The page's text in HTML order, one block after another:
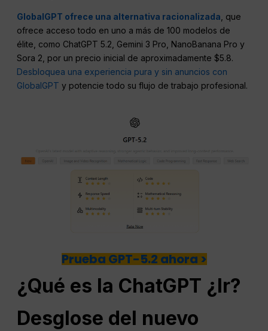
GlobalGPT ofrece una alternativa racionalizada , que
ofrece acceso todo en uno a más de 100 modelos de
élite, como ChatGPT 5.2, Gemini 3 Pro, NanoBanana Pro y
Sora 2, por un precio inicial de aproximadamente $5.8.
Desbloquea una experiencia pura y sin anuncios con
GlobalGPT y potencie todo su flujo de trabajo profesional.
Prueba GPT-5.2 ahora >
¿Qué es la ChatGPT ¿Ir?
Desglose del nuevo